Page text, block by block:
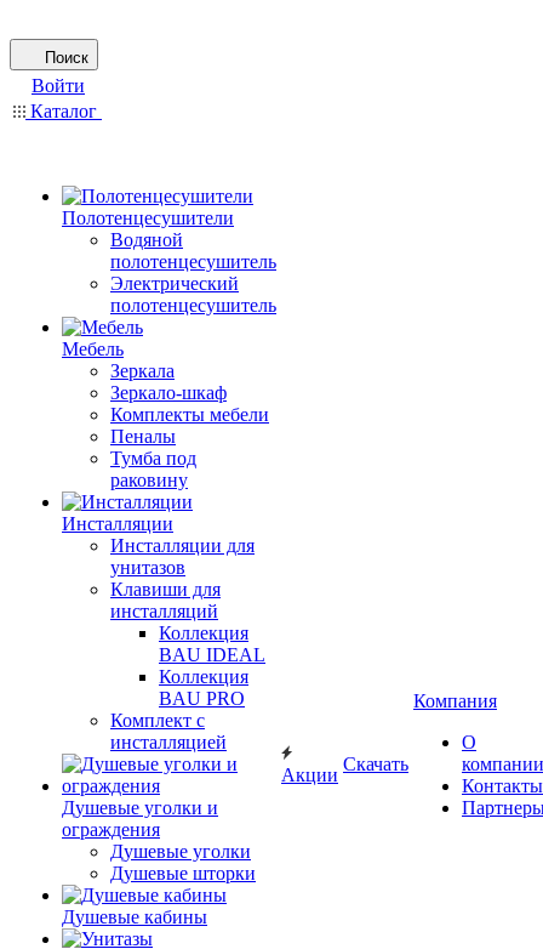
Поиск
Войти
Каталог
Полотенцесушители
Водяной
полотенцесушитель
Электрический
полотенцесушитель
Мебель
Зеркала
Зеркало-шкаф
Комплекты мебели
Пеналы
Тумба под
раковину
Инсталляции
Инсталляции для
унитазов
Клавиши для
инсталляций
Коллекция
BAU IDEAL
Коллекция
BAU PRO
Комплект с
инсталляцией
Душевые уголки и
ограждения
Душевые уголки
Душевые шторки
Душевые кабины
Акции
Скачать
Компания
О
компании
Контакты